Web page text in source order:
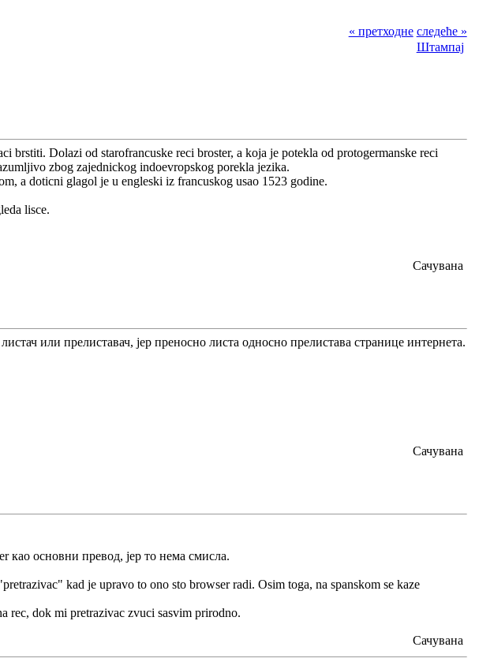
« претходне следеће »
Штампај
brstiti. Dolazi od starofrancuske reci broster, a koja je potekla od protogermanske reci
zbog zajednickog indoevropskog porekla jezika.
a doticni glagol je u engleski iz francuskog usao 1523 godine.
lisce.
Сачувана
или прелиставач, јер преносно листа односно прелистава странице интернета.
Сачувана
као основни превод, јер то нема смисла.
kad je upravo to ono sto browser radi. Osim toga, na spanskom se kaze
rec, dok mi pretrazivac zvuci sasvim prirodno.
Сачувана